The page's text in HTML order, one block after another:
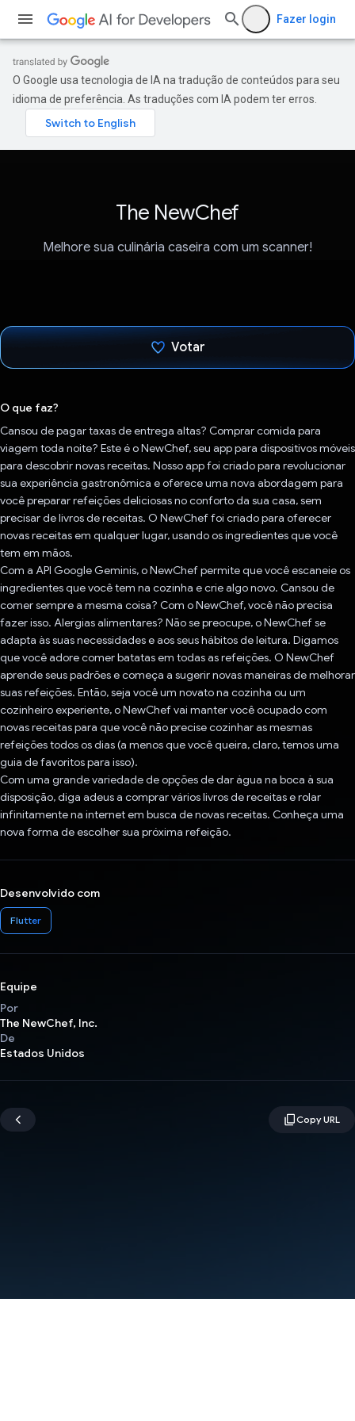
Fazer login
O Google usa tecnologia de IA na tradução de conteúdos para seu
idioma de preferência. As traduções com IA podem ter erros.
The NewChef
Melhore sua culinária caseira com um scanner!
Votar
O que faz?
Cansou de pagar taxas de entrega altas? Comprar comida para
viagem toda noite? Este é o NewChef, seu app para dispositivos móveis
para descobrir novas receitas. Nosso app foi criado para revolucionar
sua experiência gastronômica e oferece uma nova abordagem para
você preparar refeições deliciosas no conforto da sua casa, sem
precisar de livros de receitas. O NewChef foi criado para oferecer
novas receitas em qualquer lugar, usando os ingredientes que você
tem em mãos.
Com a API Google Geminis, o NewChef permite que você escaneie os
ingredientes que você tem na cozinha e crie algo novo. Cansou de
comer sempre a mesma coisa? Com o NewChef, você não precisa
fazer isso. Alergias alimentares? Não se preocupe, o NewChef se
adapta às suas necessidades e aos seus hábitos de leitura. Digamos
que você adore comer batatas em todas as refeições. O NewChef
aprende seus padrões e começa a sugerir novas maneiras de melhorar
suas refeições. Então, seja você um novato na cozinha ou um
cozinheiro experiente, o NewChef vai manter você ocupado com
novas receitas para que você não precise cozinhar as mesmas
refeições todos os dias (a menos que você queira, claro, temos uma
guia de favoritos para isso).
Com uma grande variedade de opções de dar água na boca à sua
disposição, diga adeus a comprar vários livros de receitas e rolar
infinitamente na internet em busca de novas receitas. Conheça uma
nova forma de escolher sua próxima refeição.
Desenvolvido com
Flutter
Equipe
Por
The NewChef, Inc.
De
Estados Unidos